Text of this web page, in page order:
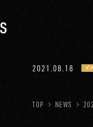
2021.08.18 イ
TOP NEWS